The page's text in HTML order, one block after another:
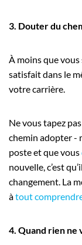
3. Douter du
À moins que vous
satisfait dans le
votre carrière.
Ne vous tapez
chemin adopter -
poste et que vous
nouvelle, c’est
changement. La
àtout
4. Quand rien ne